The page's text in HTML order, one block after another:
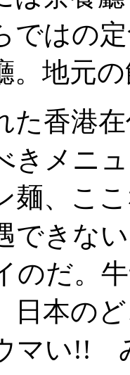
ではの
。地元
香港
きメニ
麺、こ
できな
のだ。
日本の
マい!!